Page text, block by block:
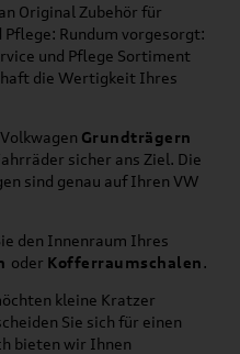
Original Zubehör für
Rundum vorgesorgt:
und Pflege Sortiment
die Wertigkeit Ihres
Grundträgern
sicher ans Ziel. Die
sind genau auf Ihren VW
den Innenraum Ihres
oder Kofferraumschalen.
kleine Kratzer
Sie sich für einen
bieten wir Ihnen